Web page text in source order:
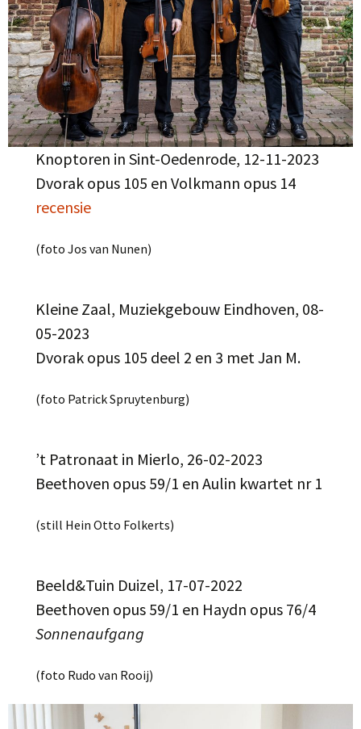
Knoptoren in Sint-Oedenrode, 12-11-2023
Dvorak opus 105 en Volkmann opus 14
recensie
(foto Jos van Nunen)
Kleine Zaal, Muziekgebouw Eindhoven, 08-
05-2023
Dvorak opus 105 deel 2 en 3 met Jan M.
(foto Patrick Spruytenburg)
’t Patronaat in Mierlo, 26-02-2023
Beethoven opus 59/1 en Aulin kwartet nr 1
(still Hein Otto Folkerts)
Beeld&Tuin Duizel, 17-07-2022
Beethoven opus 59/1 en Haydn opus 76/4
Sonnenaufgang
(foto Rudo van Rooij)